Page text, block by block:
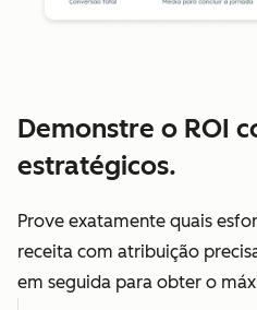
Demonstre o ROI
estratégicos.
Prove exatamente quais
receita com atribuição
em seguida para obter o